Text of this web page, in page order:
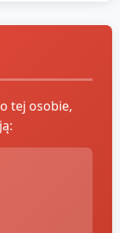
tej osobie,